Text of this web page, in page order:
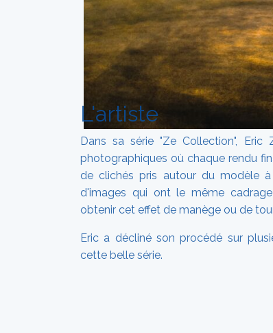
L'artiste
Dans sa série "Ze Collection", Eric
photographiques où chaque rendu
de clichés pris autour du modèle
d'images qui ont le même
obtenir cet effet de manège ou de
Eric a décliné son procédé sur
cette belle série.